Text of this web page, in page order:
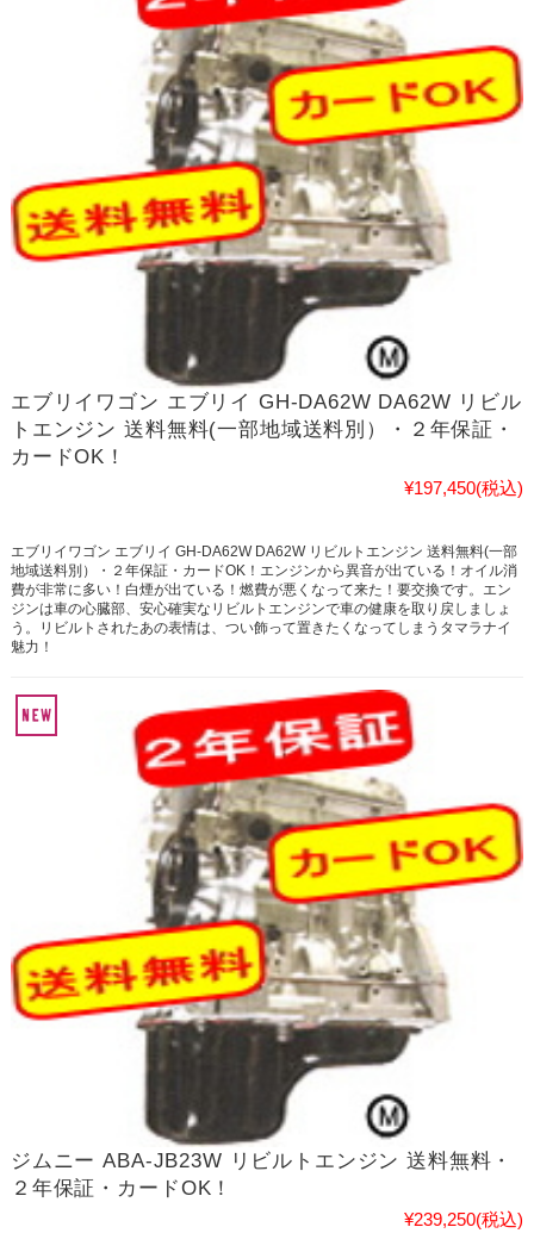
エブリイワゴン エブリイ GH-DA62W DA62W リビル
トエンジン 送料無料(一部地域送料別）・２年保証・
カードOK！
¥197,450(税込)
エブリイワゴン エブリイ GH-DA62W DA62W リビルトエンジン 送料無料(一部
地域送料別）・２年保証・カードOK！エンジンから異音が出ている！オイル消
費が非常に多い！白煙が出ている！燃費が悪くなって来た！要交換です。エン
ジンは車の心臓部、安心確実なリビルトエンジンで車の健康を取り戻しましょ
う。リビルトされたあの表情は、つい飾って置きたくなってしまうタマラナイ
魅力！
ジムニー ABA-JB23W リビルトエンジン 送料無料・
２年保証・カードOK！
¥239,250(税込)